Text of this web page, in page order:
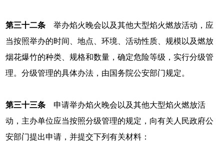
第三十二条 举办焰火晚会以及其他大型焰火燃放活动，应
当按照举办的时间、地点、环境、活动性质、规模以及燃放
烟花爆竹的种类、规格和数量，确定危险等级，实行分级管
理。分级管理的具体办法，由国务院公安部门规定。
第三十三条 申请举办焰火晚会以及其他大型焰火燃放活
动，主办单位应当按照分级管理的规定，向有关人民政府公
安部门提出申请，并提交下列有关材料：